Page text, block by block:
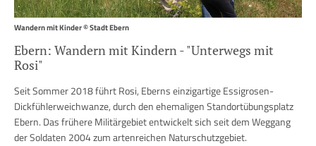
Wandern mit Kinder © Stadt Ebern
Ebern: Wandern mit Kindern - "Unterwegs mit
Rosi"
Seit Sommer 2018 führt Rosi, Eberns einzigartige Essigrosen-
Dickfühlerweichwanze, durch den ehemaligen Standortübungsplatz
Ebern. Das frühere Militärgebiet entwickelt sich seit dem Weggang
der Soldaten 2004 zum artenreichen Naturschutzgebiet.